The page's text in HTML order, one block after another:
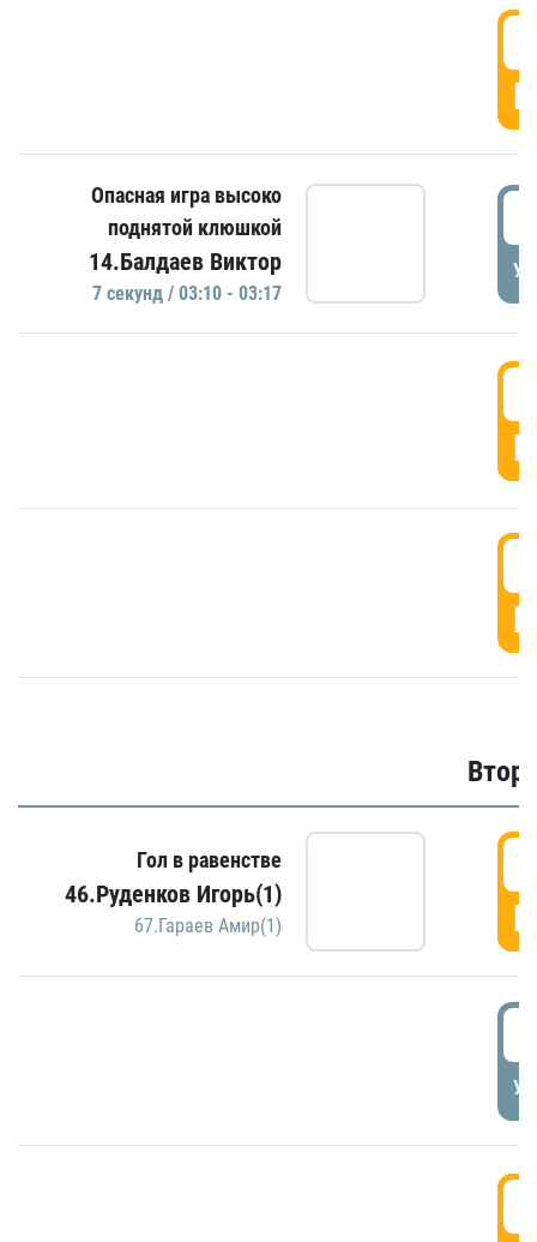
Опасная игра высоко
поднятой клюшкой
14.Балдаев Виктор
7 секунд / 03:10 - 03:17
Гол в равенстве
46.Руденков Игорь(1)
67.Гараев Амир(1)